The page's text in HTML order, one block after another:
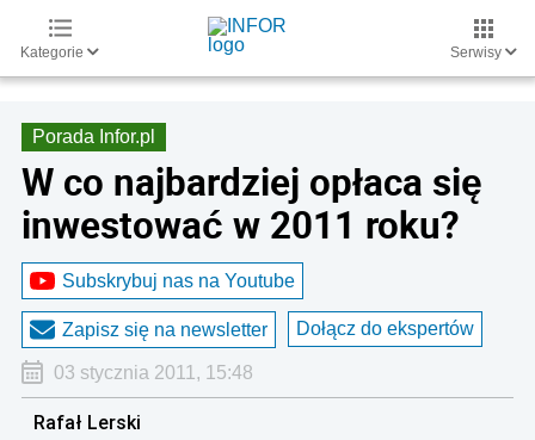
Kategorie Serwisy
Porada Infor.pl
W co najbardziej opłaca się
inwestować w 2011 roku?
Subskrybuj nas na Youtube
Zapisz się na newsletter Dołącz do ekspertów
03 stycznia 2011, 15:48
Rafał Lerski